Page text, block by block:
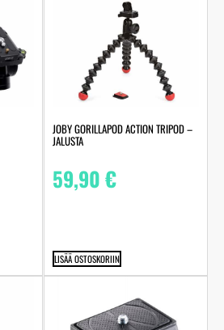
JOBY GORILLAPOD ACTION TRIPOD –
JALUSTA
59,90€
LISÄÄ OSTOSKORIIN